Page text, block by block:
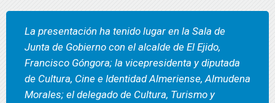
La presentación ha tenido lugar en la Sala de
Junta de Gobierno con el alcalde de El Ejido,
Francisco Góngora; la vicepresidenta y diputada
de Cultura, Cine e Identidad Almeriense, Almudena
Morales; el delegado de Cultura, Turismo y